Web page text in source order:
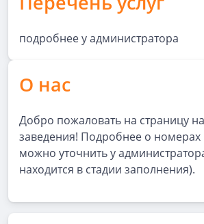
подробнее у администратора
О нас
Добро пожаловать на страницу
заведения! Подробнее о номерах
можно уточнить у
находится в стадии заполнения).